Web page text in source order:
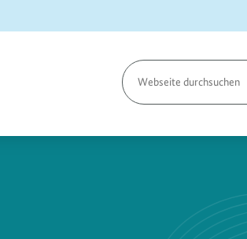
Seite
durchsuchen